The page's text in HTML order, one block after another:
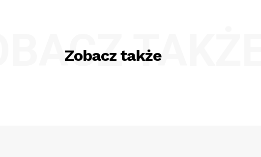
Zobacz takżeTAKŻE